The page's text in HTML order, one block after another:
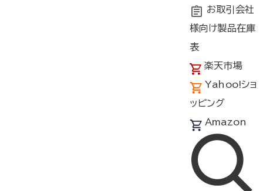
お取引会社
様向け製品在庫
表
楽天市場
Yahoo!ショ
ッピング
Amazon
バッテリーは使用中に熱くならない
天面の操作パネル付近は温かみを感じられるくらいの温度変